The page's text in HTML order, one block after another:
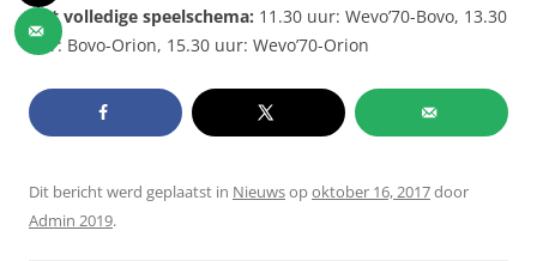
Het volledige speelschema: 11.30 uur: Wevo’70-Bovo, 13.30
uur: Bovo-Orion, 15.30 uur: Wevo’70-Orion
Dit bericht werd geplaatst in Nieuwsopoktober 16, 2017door
Admin 2019.